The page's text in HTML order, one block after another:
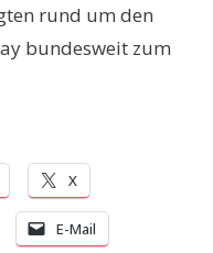
rund um den
bundesweit zum
X
E-Mail